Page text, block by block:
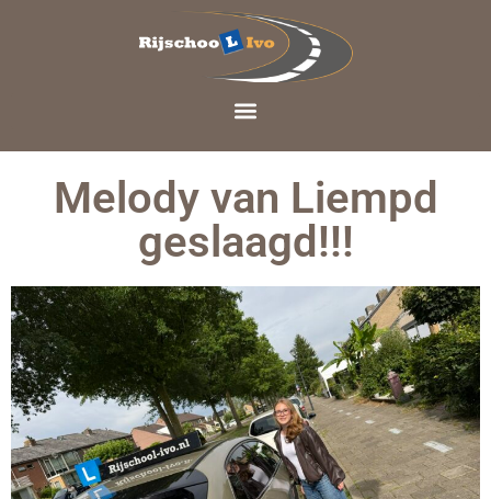
Melody van Liempd
geslaagd!!!